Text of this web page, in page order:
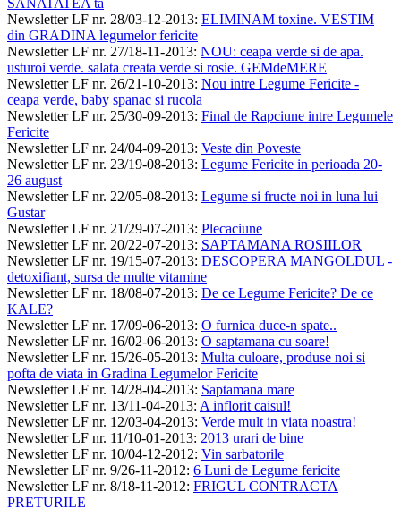
SANATATEA ta
Newsletter LF nr. 28/03-12-2013: ELIMINAM toxine. VESTIM
din GRADINA legumelor fericite
Newsletter LF nr. 27/18-11-2013: NOU: ceapa verde si de apa.
usturoi verde. salata creata verde si rosie. GEMdeMERE
Newsletter LF nr. 26/21-10-2013: Nou intre Legume Fericite -
ceapa verde, baby spanac si rucola
Newsletter LF nr. 25/30-09-2013: Final de Rapciune intre Legumele
Fericite
Newsletter LF nr. 24/04-09-2013: Veste din Poveste
Newsletter LF nr. 23/19-08-2013: Legume Fericite in perioada 20-
26 august
Newsletter LF nr. 22/05-08-2013: Legume si fructe noi in luna lui
Gustar
Newsletter LF nr. 21/29-07-2013: Plecaciune
Newsletter LF nr. 20/22-07-2013: SAPTAMANA ROSIILOR
Newsletter LF nr. 19/15-07-2013: DESCOPERA MANGOLDUL -
detoxifiant, sursa de multe vitamine
Newsletter LF nr. 18/08-07-2013: De ce Legume Fericite? De ce
KALE?
Newsletter LF nr. 17/09-06-2013: O furnica duce-n spate..
Newsletter LF nr. 16/02-06-2013: O saptamana cu soare!
Newsletter LF nr. 15/26-05-2013: Multa culoare, produse noi si
pofta de viata in Gradina Legumelor Fericite
Newsletter LF nr. 14/28-04-2013: Saptamana mare
Newsletter LF nr. 13/11-04-2013: A inflorit caisul!
Newsletter LF nr. 12/03-04-2013: Verde mult in viata noastra!
Newsletter LF nr. 11/10-01-2013: 2013 urari de bine
Newsletter LF nr. 10/04-12-2012: Vin sarbatorile
Newsletter LF nr. 9/26-11-2012: 6 Luni de Legume fericite
Newsletter LF nr. 8/18-11-2012: FRIGUL CONTRACTA
PRETURILE